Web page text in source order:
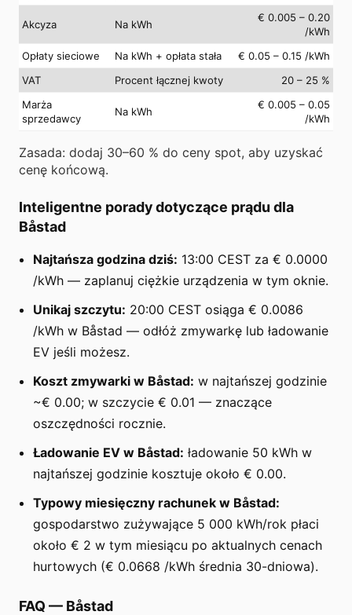
Akcyza Na kWh
€ 0.005 – 0.20
/kWh
Opłaty sieciowe
Na kWh + opłata stała
€ 0.05 – 0.15 /kWh
VAT
Procent łącznej kwoty
20 – 25 %
Marża
sprzedawcy
Na kWh
€ 0.005 – 0.05
/kWh
Zasada: dodaj 30–60 % do ceny spot, aby uzyskać
cenę końcową.
Inteligentne porady dotyczące prądu dla
Båstad
Najtańsza godzina dziś: 13:00 CEST za € 0.0000
/kWh — zaplanuj ciężkie urządzenia w tym oknie.
Unikaj szczytu: 20:00 CEST osiąga € 0.0086
/kWh w Båstad — odłóż zmywarkę lub ładowanie
EV jeśli możesz.
Koszt zmywarki w Båstad: w najtańszej godzinie
~€ 0.00; w szczycie € 0.01 — znaczące
oszczędności rocznie.
Ładowanie EV w Båstad: ładowanie 50 kWh w
najtańszej godzinie kosztuje około € 0.00.
Typowy miesięczny rachunek w Båstad:
gospodarstwo zużywające 5 000 kWh/rok płaci
około € 2 w tym miesiącu po aktualnych cenach
hurtowych (€ 0.0668 /kWh średnia 30-dniowa).
FAQ — Båstad